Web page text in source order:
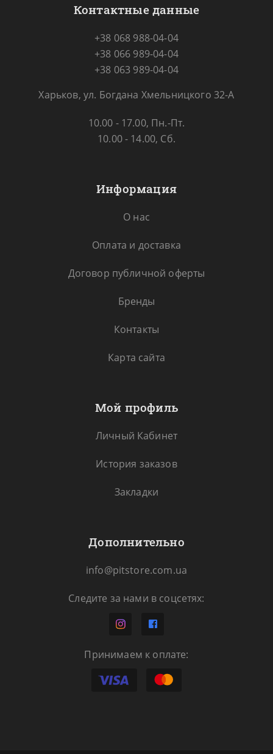
Контактные данные
+38 068 988-04-04
+38 066 989-04-04
+38 063 989-04-04
Харьков, ул. Богдана Хмельницкого 32-А
10.00 - 17.00, Пн.-Пт.
10.00 - 14.00, Сб.
Информация
О нас
Оплата и доставка
Договор публичной оферты
Бренды
Контакты
Карта сайта
Мой профиль
Личный Кабинет
История заказов
Закладки
Дополнительно
info@pitstore.com.ua
Следите за нами в соцсетях:
Принимаем к оплате: